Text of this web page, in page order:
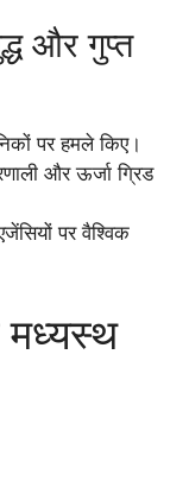
और गुप्त
पर हमले किए।
और ऊर्जा ग्रिड
पर वैश्विक
मध्यस्थ